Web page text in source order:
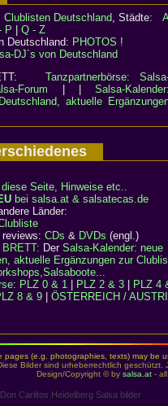
Clublisten Deutschland, Städte:
P
Q - Z
Deutschland: PHOTOS !
DJ´s von Deutschland
Tanzpartnerbörse:
Forum | |Salsa-Kalender:
aktuelle
diese Seite, Hinweise etc..
bei salsa.at & salsatecas.de
Länder:
reviews: CDs & DVDs (engl.)
Der Salsa-Kalender: neue
aktuelle Ergänzungen zur
: PLZ 0 & 1 PLZ 2 & 3
PLZ 4
8 & 9 ÖSTERREICH /
pages (e.g. photographies, texts) may be
Bilder sind urheberrechtlich
Design/Copyright © by salsa.at -
Don Carlitos Heidelberg Salsa bilder